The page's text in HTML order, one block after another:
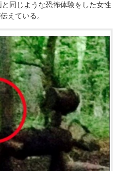
同じような恐怖体験をした女性
えている。